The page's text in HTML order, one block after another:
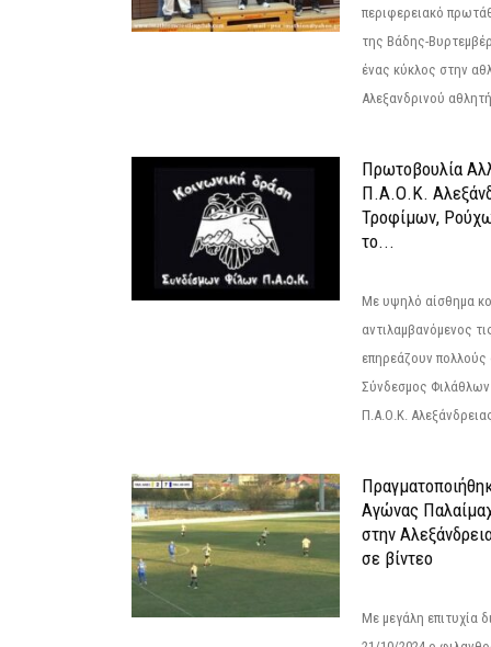
περιφερειακό
της Βάδης-
ένας κύκλος στην
Αλεξανδρινού
Πρωτοβουλία
Π.Α.Ο.Κ.
Τροφίμων,
το...
Με υψηλό αίσθημα
αντιλαμβανόμενος
επηρεάζουν πολλούς
Σύνδεσμος
Π.Α.Ο.Κ.
Αγώνας
στην
σε βίντεο
Με μεγάλη επιτυχία